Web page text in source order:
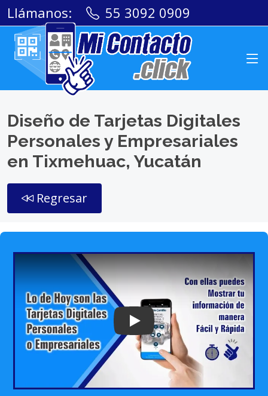
Llámanos: 55 3092 0909
Diseño de Tarjetas Digitales
Personales y Empresariales
en Tixmehuac, Yucatán
Regresar
Play: Keynote (Google I/O '18)